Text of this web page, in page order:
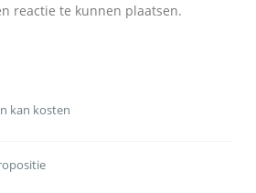
reactie te kunnen plaatsen.
kan kosten